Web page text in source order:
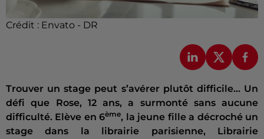
Crédit : Envato - DR
Trouver un stage peut s’avérer plutôt difficile… Un
défi que Rose, 12 ans, a surmonté sans aucune
difficulté. Elève en 6ème, la jeune fille a décroché un
stage dans la librairie parisienne, Librairie